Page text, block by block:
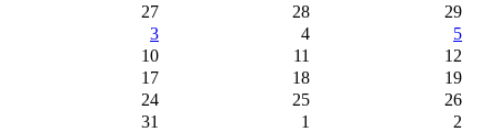
27
28
29
3
4
5
10
11
12
17
18
19
24
25
26
31
1 2